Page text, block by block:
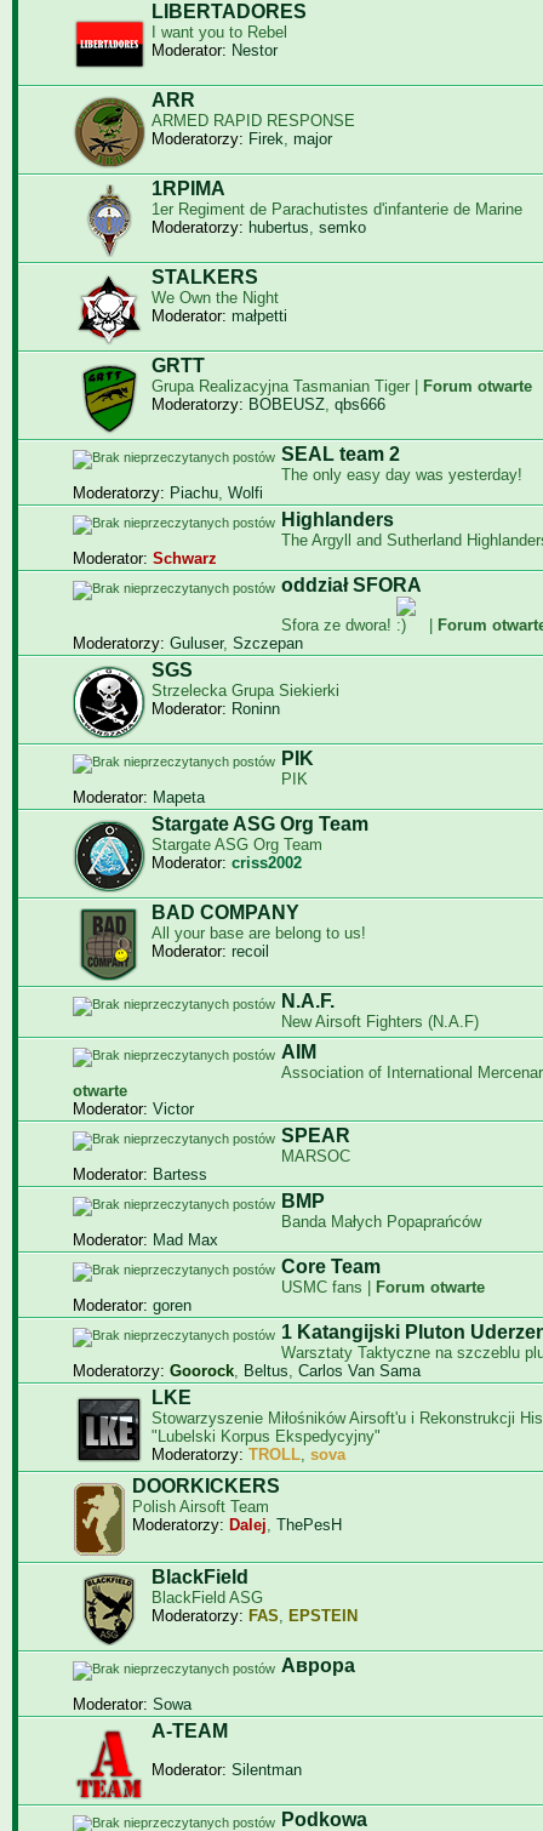
LIBERTADORES
I want you to Rebel
Moderator: Nestor
ARR
ARMED RAPID RESPONSE
Moderatorzy: Firek, major
1RPIMA
1er Regiment de Parachutistes d'infanterie de Marine
Moderatorzy: hubertus, semko
STALKERS
We Own the Night
Moderator: małpetti
GRTT
Grupa Realizacyjna Tasmanian Tiger |
Forum otwarte
Moderatorzy: BOBEUSZ, qbs666
SEAL team 2
The only easy day was yesterday!
Moderatorzy: Piachu, Wolfi
Highlanders
The Argyll and Sutherland
Moderator: Schwarz
oddział SFORA
Sfora ze dwora!
Forum
Moderatorzy: Guluser, Szczepan
SGS
Strzelecka Grupa Siekierki
Moderator: Roninn
PIK
PIK
Moderator: Mapeta
Stargate ASG Org Team
Stargate ASG Org Team
Moderator: criss2002
BAD COMPANY
All your base are belong to us!
Moderator: recoil
N.A.F.
New Airsoft Fighters (N.A.F)
AIM
Association of International
otwarte
Moderator: Victor
SPEAR
MARSOC
Moderator: Bartess
BMP
Banda Małych Popaprańców
Moderator: Mad Max
Core Team
USMC fans |
Forum otwarte
Moderator: goren
1 Katangijski Pluton
Warsztaty Taktyczne na szczeblu
Moderatorzy: Goorock, Beltus, Carlos Van Sama
LKE
Stowarzyszenie Miłośników Airsoft'u i Rekonstrukcji
"Lubelski Korpus Ekspedycyjny"
Moderatorzy: TROLL, sova
DOORKICKERS
Polish Airsoft Team
Moderatorzy: Dalej, ThePesH
BlackField
BlackField ASG
Moderatorzy: FAS, EPSTEIN
Aврора
Moderator: Sowa
A-TEAM
Moderator: Silentman
Podkowa